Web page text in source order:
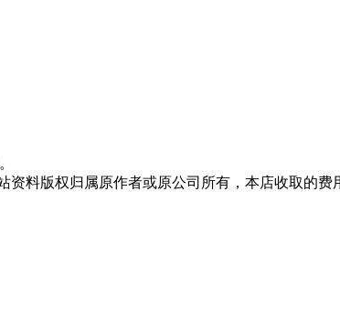
料版权归属原作者或原公司所有，本店收取的费